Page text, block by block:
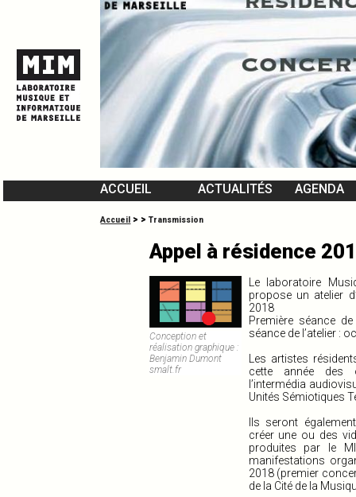
ACCUEIL
ACTUALITÉS AGENDA
Accueil > >Transmission
Appel à résidence
Conception et
réalisation graphique :
Benjamin Dumont
smalt.fr
Le laboratoire
propose un atelier
2018
Première séance
séance de l’atelier :
Les artistes
cette année des
l’intermédia
Unités Sémiotiques
Ils seront
créer une ou des
produites par le
manifestations
2018 (premier
de la Cité de la